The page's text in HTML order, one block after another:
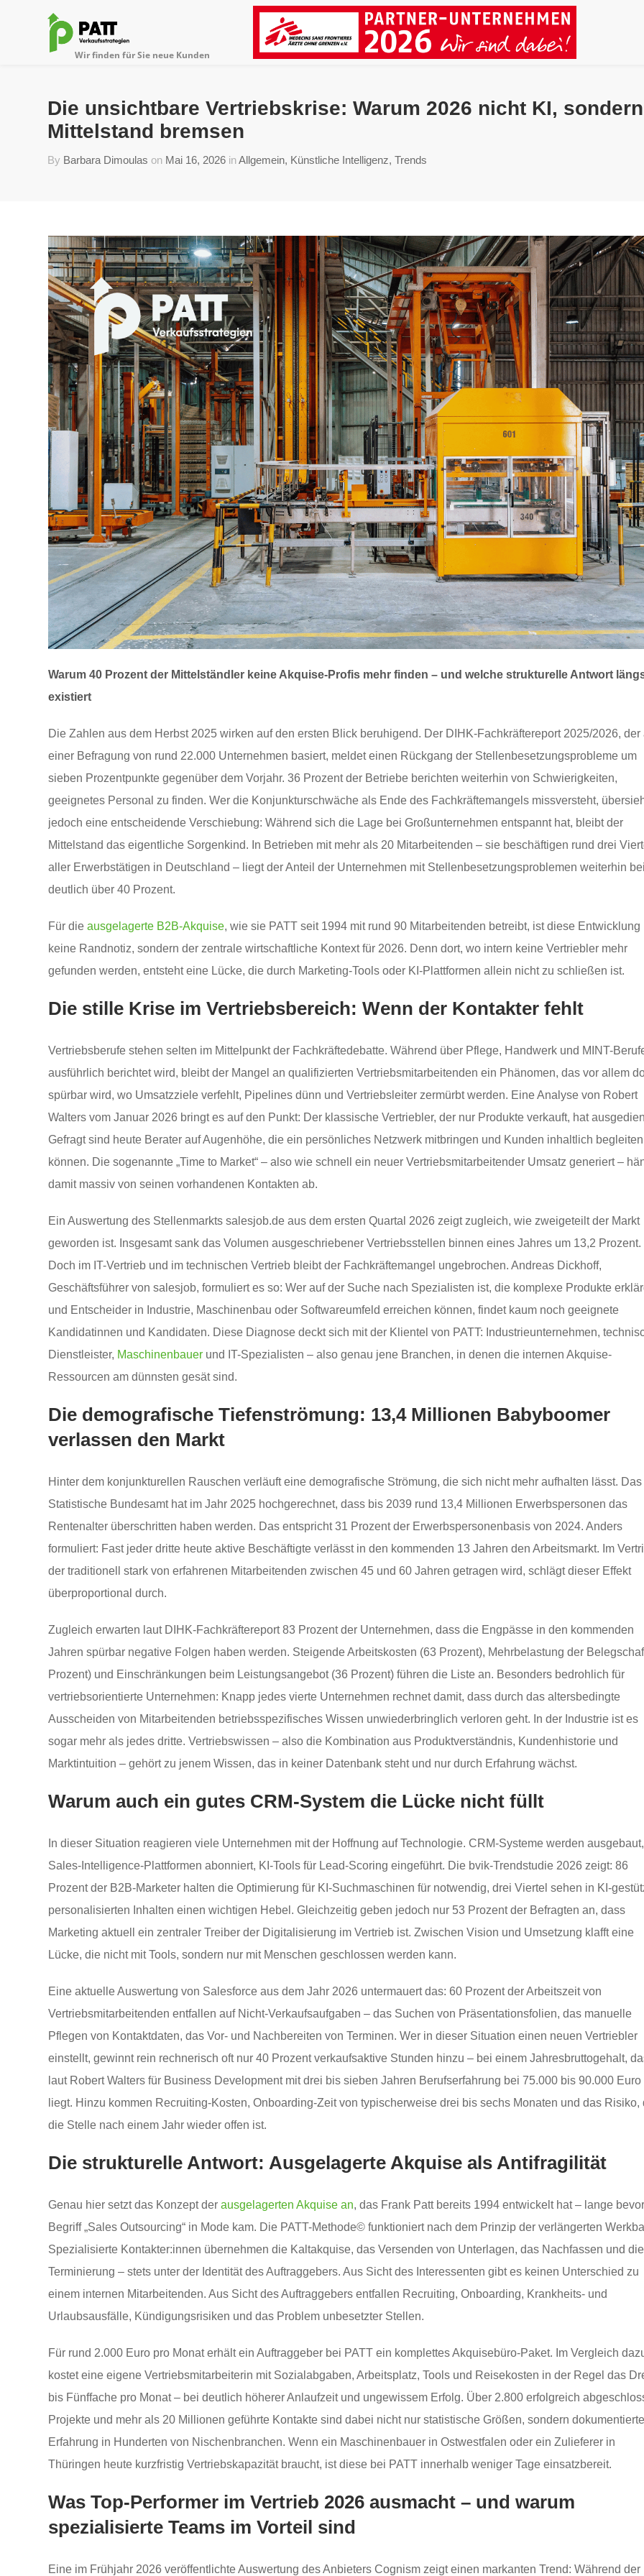
Die unsichtbare Vertriebskrise: Warum 2026 nicht KI,
Mittelstand bremsen
By Barbara Dimoulas on Mai 16, 2026 inAllgemein, Künstliche Intelligenz,Trends
Warum 40 Prozent der Mittelständler keine Akquise-Profis mehr finden – und welche strukturelle Antwort
existiert
Die Zahlen aus dem Herbst 2025 wirken auf den ersten Blick beruhigend. Der DIHK-Fachkräftereport 2025/2026, der
einer Befragung von rund 22.000 Unternehmen basiert, meldet einen Rückgang der Stellenbesetzungsprobleme um
sieben Prozentpunkte gegenüber dem Vorjahr. 36 Prozent der Betriebe berichten weiterhin von Schwierigkeiten,
geeignetes Personal zu finden. Wer die Konjunkturschwäche als Ende des Fachkräftemangels missversteht,
jedoch eine entscheidende Verschiebung: Während sich die Lage bei Großunternehmen entspannt hat, bleibt der
Mittelstand das eigentliche Sorgenkind. In Betrieben mit mehr als 20 Mitarbeitenden – sie beschäftigen rund drei
aller Erwerbstätigen in Deutschland – liegt der Anteil der Unternehmen mit Stellenbesetzungsproblemen weiterhin bei
deutlich über 40 Prozent.
Für die ausgelagerte B2B-Akquise, wie sie PATT seit 1994 mit rund 90 Mitarbeitenden betreibt, ist diese Entwicklung
keine Randnotiz, sondern der zentrale wirtschaftliche Kontext für 2026. Denn dort, wo intern keine Vertriebler mehr
gefunden werden, entsteht eine Lücke, die durch Marketing-Tools oder KI-Plattformen allein nicht zu schließen ist.
Die stille Krise im Vertriebsbereich: Wenn der Kontakter fehlt
Vertriebsberufe stehen selten im Mittelpunkt der Fachkräftedebatte. Während über Pflege, Handwerk und MINT-
ausführlich berichtet wird, bleibt der Mangel an qualifizierten Vertriebsmitarbeitenden ein Phänomen, das vor allem
spürbar wird, wo Umsatzziele verfehlt, Pipelines dünn und Vertriebsleiter zermürbt werden. Eine Analyse von Robert
Walters vom Januar 2026 bringt es auf den Punkt: Der klassische Vertriebler, der nur Produkte verkauft, hat
Gefragt sind heute Berater auf Augenhöhe, die ein persönliches Netzwerk mitbringen und Kunden inhaltlich begleiten
können. Die sogenannte „Time to Market“ – also wie schnell ein neuer Vertriebsmitarbeitender Umsatz generiert –
damit massiv von seinen vorhandenen Kontakten ab.
Ein Auswertung des Stellenmarkts salesjob.de aus dem ersten Quartal 2026 zeigt zugleich, wie zweigeteilt der Markt
geworden ist. Insgesamt sank das Volumen ausgeschriebener Vertriebsstellen binnen eines Jahres um 13,2 Prozent.
Doch im IT-Vertrieb und im technischen Vertrieb bleibt der Fachkräftemangel ungebrochen. Andreas Dickhoff,
Geschäftsführer von salesjob, formuliert es so: Wer auf der Suche nach Spezialisten ist, die komplexe Produkte
und Entscheider in Industrie, Maschinenbau oder Softwareumfeld erreichen können, findet kaum noch geeignete
Kandidatinnen und Kandidaten. Diese Diagnose deckt sich mit der Klientel von PATT: Industrieunternehmen,
Dienstleister, Maschinenbauer und IT-Spezialisten – also genau jene Branchen, in denen die internen Akquise-
Ressourcen am dünnsten gesät sind.
Die demografische Tiefenströmung: 13,4 Millionen Babyboomer
verlassen den Markt
Hinter dem konjunkturellen Rauschen verläuft eine demografische Strömung, die sich nicht mehr aufhalten lässt. Das
Statistische Bundesamt hat im Jahr 2025 hochgerechnet, dass bis 2039 rund 13,4 Millionen Erwerbspersonen das
Rentenalter überschritten haben werden. Das entspricht 31 Prozent der Erwerbspersonenbasis von 2024. Anders
formuliert: Fast jeder dritte heute aktive Beschäftigte verlässt in den kommenden 13 Jahren den Arbeitsmarkt. Im
der traditionell stark von erfahrenen Mitarbeitenden zwischen 45 und 60 Jahren getragen wird, schlägt dieser Effekt
überproportional durch.
Zugleich erwarten laut DIHK-Fachkräftereport 83 Prozent der Unternehmen, dass die Engpässe in den kommenden
Jahren spürbar negative Folgen haben werden. Steigende Arbeitskosten (63 Prozent), Mehrbelastung der
Prozent) und Einschränkungen beim Leistungsangebot (36 Prozent) führen die Liste an. Besonders bedrohlich für
vertriebsorientierte Unternehmen: Knapp jedes vierte Unternehmen rechnet damit, dass durch das altersbedingte
Ausscheiden von Mitarbeitenden betriebsspezifisches Wissen unwiederbringlich verloren geht. In der Industrie ist es
sogar mehr als jedes dritte. Vertriebswissen – also die Kombination aus Produktverständnis, Kundenhistorie und
Marktintuition – gehört zu jenem Wissen, das in keiner Datenbank steht und nur durch Erfahrung wächst.
Warum auch ein gutes CRM-System die Lücke nicht füllt
In dieser Situation reagieren viele Unternehmen mit der Hoffnung auf Technologie. CRM-Systeme werden ausgebaut,
Sales-Intelligence-Plattformen abonniert, KI-Tools für Lead-Scoring eingeführt. Die bvik-Trendstudie 2026 zeigt: 86
Prozent der B2B-Marketer halten die Optimierung für KI-Suchmaschinen für notwendig, drei Viertel sehen in KI-
personalisierten Inhalten einen wichtigen Hebel. Gleichzeitig geben jedoch nur 53 Prozent der Befragten an, dass
Marketing aktuell ein zentraler Treiber der Digitalisierung im Vertrieb ist. Zwischen Vision und Umsetzung klafft eine
Lücke, die nicht mit Tools, sondern nur mit Menschen geschlossen werden kann.
Eine aktuelle Auswertung von Salesforce aus dem Jahr 2026 untermauert das: 60 Prozent der Arbeitszeit von
Vertriebsmitarbeitenden entfallen auf Nicht-Verkaufsaufgaben – das Suchen von Präsentationsfolien, das manuelle
Pflegen von Kontaktdaten, das Vor- und Nachbereiten von Terminen. Wer in dieser Situation einen neuen Vertriebler
einstellt, gewinnt rein rechnerisch oft nur 40 Prozent verkaufsaktive Stunden hinzu – bei einem Jahresbruttogehalt,
laut Robert Walters für Business Development mit drei bis sieben Jahren Berufserfahrung bei 75.000 bis 90.000 Euro
liegt. Hinzu kommen Recruiting-Kosten, Onboarding-Zeit von typischerweise drei bis sechs Monaten und das Risiko,
die Stelle nach einem Jahr wieder offen ist.
Die strukturelle Antwort: Ausgelagerte Akquise als Antifragilität
Genau hier setzt das Konzept der ausgelagerten Akquise an, das Frank Patt bereits 1994 entwickelt hat – lange
Begriff „Sales Outsourcing“ in Mode kam. Die PATT-Methode© funktioniert nach dem Prinzip der verlängerten
Spezialisierte Kontakter:innen übernehmen die Kaltakquise, das Versenden von Unterlagen, das Nachfassen und die
Terminierung – stets unter der Identität des Auftraggebers. Aus Sicht des Interessenten gibt es keinen Unterschied zu
einem internen Mitarbeitenden. Aus Sicht des Auftraggebers entfallen Recruiting, Onboarding, Krankheits- und
Urlaubsausfälle, Kündigungsrisiken und das Problem unbesetzter Stellen.
Für rund 2.000 Euro pro Monat erhält ein Auftraggeber bei PATT ein komplettes Akquisebüro-Paket. Im Vergleich
kostet eine eigene Vertriebsmitarbeiterin mit Sozialabgaben, Arbeitsplatz, Tools und Reisekosten in der Regel das
bis Fünffache pro Monat – bei deutlich höherer Anlaufzeit und ungewissem Erfolg. Über 2.800 erfolgreich
Projekte und mehr als 20 Millionen geführte Kontakte sind dabei nicht nur statistische Größen, sondern dokumentierte
Erfahrung in Hunderten von Nischenbranchen. Wenn ein Maschinenbauer in Ostwestfalen oder ein Zulieferer in
Thüringen heute kurzfristig Vertriebskapazität braucht, ist diese bei PATT innerhalb weniger Tage einsatzbereit.
Was Top-Performer im Vertrieb 2026 ausmacht – und warum
spezialisierte Teams im Vorteil sind
Eine im Frühjahr 2026 veröffentlichte Auswertung des Anbieters Cognism zeigt einen markanten Trend: Während der